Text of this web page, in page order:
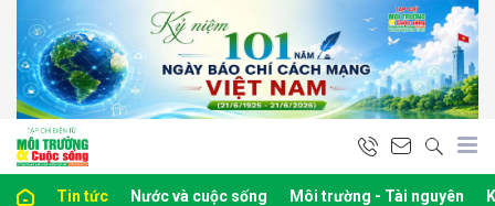
Tin tức Nước và cuộc sống Môi trường - Tài nguyên
luận